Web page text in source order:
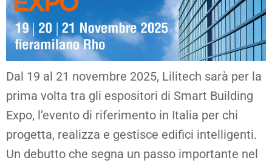
Dal 19 al 21 novembre 2025, Lilitech sarà per la
prima volta tra gli espositori di Smart Building
Expo, l’evento di riferimento in Italia per chi
progetta, realizza e gestisce edifici intelligenti.
Un debutto che segna un passo importante nel